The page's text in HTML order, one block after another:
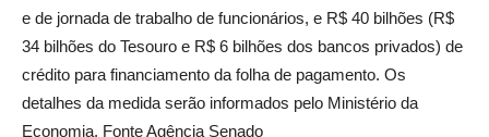
e de jornada de trabalho de funcionários, e R$ 40 bilhões (R$
34 bilhões do Tesouro e R$ 6 bilhões dos bancos privados) de
crédito para financiamento da folha de pagamento. Os
detalhes da medida serão informados pelo Ministério da
Economia. Fonte Agência Senado